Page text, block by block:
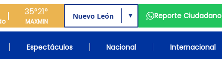
35°
MAX
21°
MIN
▼ Reporte Ciudadano
Espectáculos Nacional Internacional